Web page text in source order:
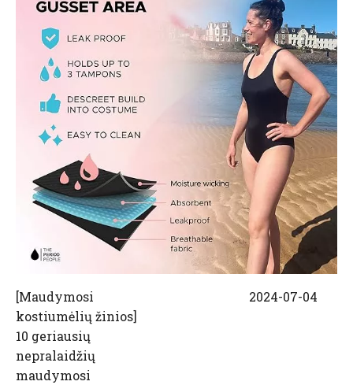
[Maudymosi
kostiumėlių žinios]
10 geriausių
nepralaidžių
maudymosi
2024-07-04